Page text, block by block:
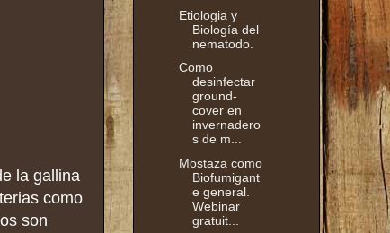
la gallina
como
son
Etiologia y
Biología del
nematodo.
Como
desinfectar
ground-
cover en
invernadero
s de m...
Mostaza como
Biofumigant
e general.
Webinar
gratuit...